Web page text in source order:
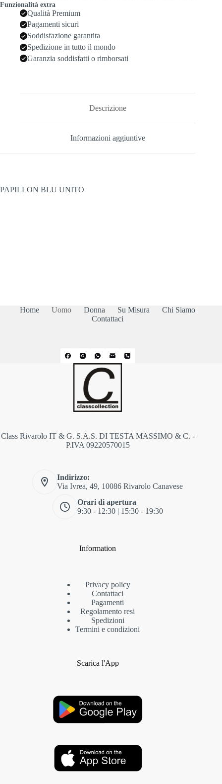
Funzionalità extra
Qualità Premium
Pagamenti sicuri
Soddisfazione garantita
Spedizione in tutto il mondo
Garanzia soddisfatti o rimborsati
Descrizione
Informazioni aggiuntive
PAPILLON BLU UNITO
Home Uomo Donna Su Misura
Chi Siamo
Contattaci
Class Rivarolo IT & G. S.A.S. DI TESTA MASSIMO & C. -
P.IVA 09220570015
Indirizzo:
Via Ivrea, 49, 10086 Rivarolo Canavese
Orari di apertura
9:30 - 12:30 | 15:30 - 19:30
Information
Privacy policy
Contattaci
Pagamenti
Regolamento resi
Spedizioni
Termini e condizioni
Scarica l'App